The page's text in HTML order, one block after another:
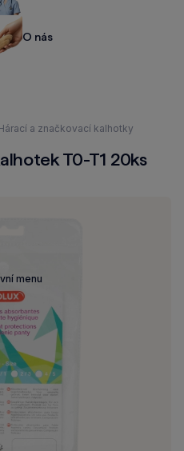
O nás
menu
a značkovací kalhotky
T0-T1 20ks